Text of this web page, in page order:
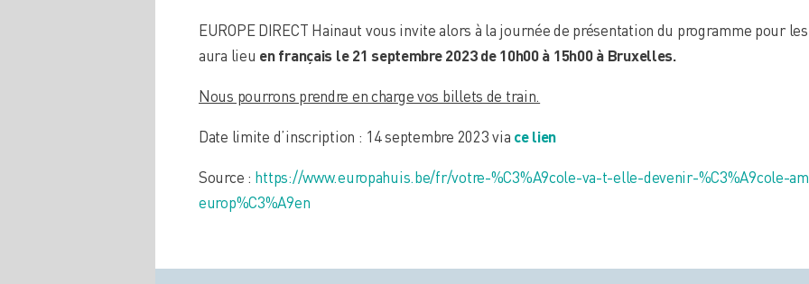
EUROPE DIRECT Hainaut vous invite alors à la journée de présentation du programme pour
aura lieu en français le 21 septembre 2023 de 10h00 à 15h00 à Bruxelles.
Nous pourrons prendre en charge vos billets de train.
Date limite d’inscription : 14 septembre 2023 via ce lien
Source : https://www.europahuis.be/fr/votre-%C3%A9cole-va-t-elle-devenir-%C3%A9cole-
europ%C3%A9en